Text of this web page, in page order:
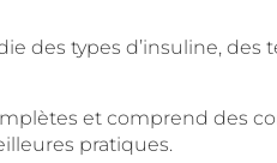
des types d’insuline, des
et comprend des
pratiques.